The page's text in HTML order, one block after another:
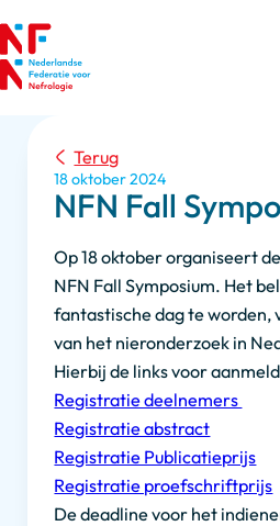
Terug
18 oktober 2024
NFN Fall
Op 18 oktober organiseert
NFN Fall Symposium. Het
fantastische dag te worden,
van het nieronderzoek in
Hierbij de links voor
Registratie deelnemers
Registratie abstract
Registratie Publicatieprijs
Registratie proefschriftprijs
De deadline voor het